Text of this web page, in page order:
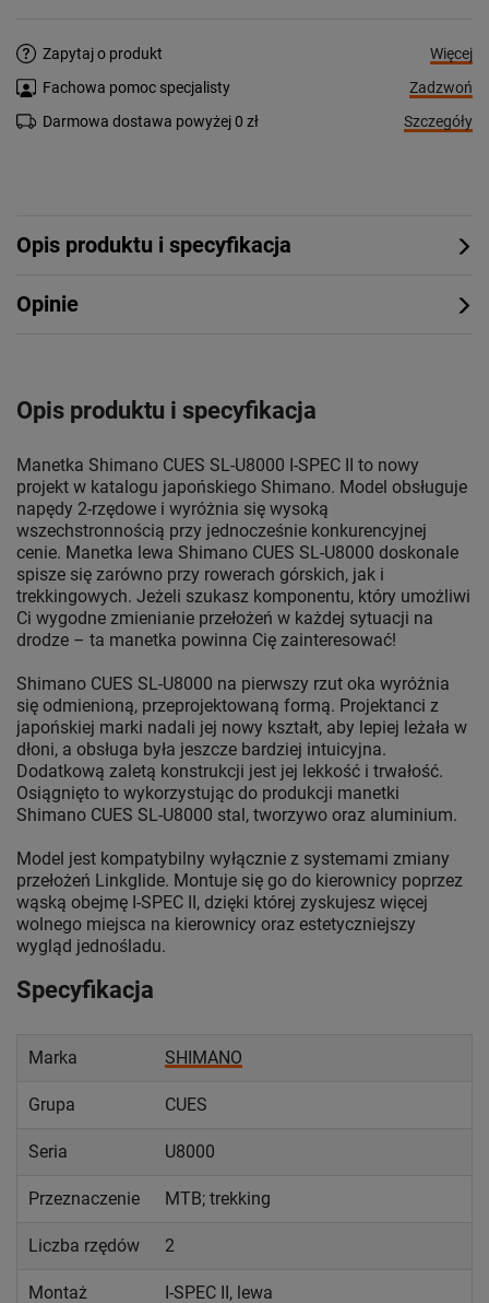
Zapytaj o produkt
Więcej
Fachowa pomoc specjalisty
Zadzwoń
Darmowa dostawa powyżej 0 zł
Szczegóły
Opis produktu i specyfikacja
Opinie
Opis produktu i specyfikacja
Manetka Shimano CUES SL-U8000 I-SPEC II to nowy
projekt w katalogu japońskiego Shimano. Model obsługuje
napędy 2-rzędowe i wyróżnia się wysoką
wszechstronnością przy jednocześnie konkurencyjnej
cenie. Manetka lewa Shimano CUES SL-U8000 doskonale
spisze się zarówno przy rowerach górskich, jak i
trekkingowych. Jeżeli szukasz komponentu, który umożliwi
Ci wygodne zmienianie przełożeń w każdej sytuacji na
drodze – ta manetka powinna Cię zainteresować!
Shimano CUES SL-U8000 na pierwszy rzut oka wyróżnia
się odmienioną, przeprojektowaną formą. Projektanci z
japońskiej marki nadali jej nowy kształt, aby lepiej leżała w
dłoni, a obsługa była jeszcze bardziej intuicyjna.
Dodatkową zaletą konstrukcji jest jej lekkość i trwałość.
Osiągnięto to wykorzystując do produkcji manetki
Shimano CUES SL-U8000 stal, tworzywo oraz aluminium.
Model jest kompatybilny wyłącznie z systemami zmiany
przełożeń Linkglide. Montuje się go do kierownicy poprzez
wąską obejmę I-SPEC II, dzięki której zyskujesz więcej
wolnego miejsca na kierownicy oraz estetyczniejszy
wygląd jednośladu.
Specyfikacja
Marka SHIMANO
Grupa CUES
Seria U8000
Przeznaczenie MTB; trekking
Liczba rzędów 2
Montaż I-SPEC II, lewa